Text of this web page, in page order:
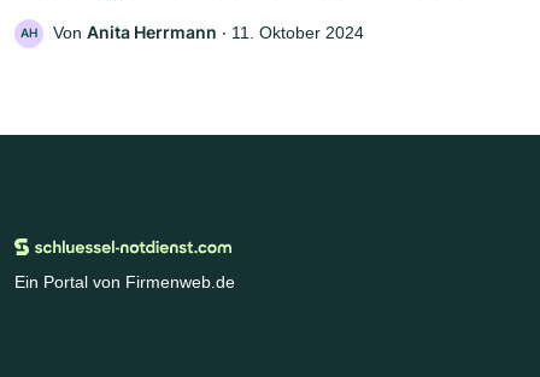
AH Von Anita Herrmann ‧ 11. Oktober 2024
Ein Portal von Firmenweb.de